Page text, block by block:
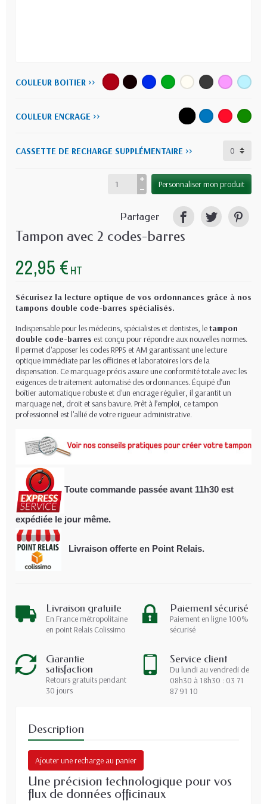
COULEUR BOITIER >>
COULEUR ENCRAGE >>
CASSETTE DE RECHARGE SUPPLÉMENTAIRE >>
Personnaliser mon produit
Partager
Tampon avec 2 codes-barres
22,95 € HT
Sécurisez la lecture optique de vos ordonnances grâce à nos
tampons double code-barres spécialisés.
Indispensable pour les médecins, spécialistes et dentistes, letampon
double code-barres est conçu pour répondre aux nouvelles normes.
Il permet d'apposer les codes RPPS et AM garantissant une lecture
optique immédiate par les officines et laboratoires lors de la
dispensation. Ce marquage précis assure une conformité totale avec les
exigences de traitement automatisé des ordonnances. Équipé d’un
boîtier automatique robuste et d'un encrage régulier, il garantit un
marquage net, droit et sans bavure. Prêt à l’emploi, ce tampon
professionnel est l'allié de votre rigueur administrative.
Toute commande passée avant 11h30 est
expédiée le jour même.
Livraison offerte en Point Relais.
Livraison gratuite
En France métropolitaine
en point Relais Colissimo
Paiement sécurisé
Paiement en ligne 100%
sécurisé
Garantie
satisfaction
Retours gratuits pendant
30 jours
Service client
Du lundi au vendredi de
08h30 à 18h30 : 03 71
87 91 10
Description
Ajouter une recharge au panier
Une précision technologique pour vos
flux de données officinaux